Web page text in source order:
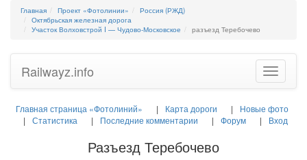
Главная Проект «Фотолинии»
Россия (РЖД)
Октябрьская железная дорога
Участок Волховстрой I — Чудово-Московское
разъезд Теребочево
Toggle
Railwayz.info
Главная страница «Фотолиний» Карта дороги
Новые фото
Статистика
Последние комментарии Форум Вход
Разъезд Теребочево